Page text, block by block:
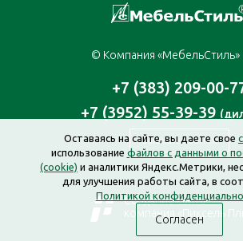
© Компания «МебельСтиль»
+7 (383) 209-00-
+7 (3952) 55-39-39
Заказать звонок
Создание сайта —
компания «Пиксель
Оставаясь на сайте, вы даете свое
использование файлов с данными о
(cookie) и аналитики Яндекс.Метрики,
для улучшения работы сайта, в
Политикой
Согласен